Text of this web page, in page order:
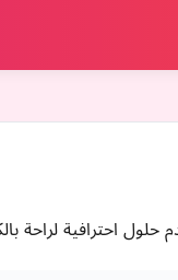
احترافية لراحة